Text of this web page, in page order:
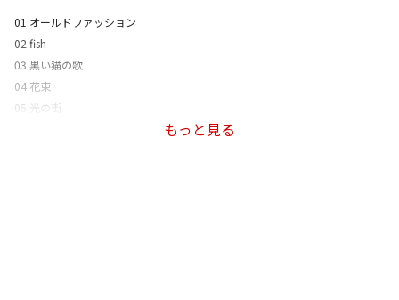
01.オールドファッション
02.fish
03.黒い猫の歌
04.花束
05.光の街
もっと見る